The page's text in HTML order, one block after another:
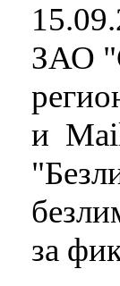
ЗАО
и
за